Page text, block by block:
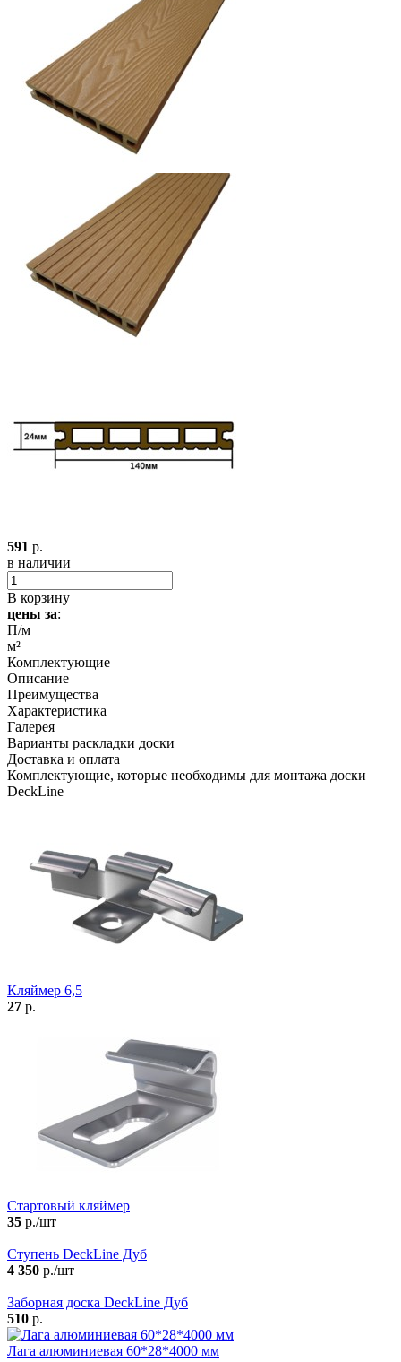
591 р.
в наличии
В корзину
цены за:
П/м
м²
Комплектующие
Описание
Преимущества
Характеристика
Галерея
Варианты раскладки доски
Доставка и оплата
Комплектующие, которые необходимы для монтажа доски
DeckLine
Кляймер 6,5
27 р.
Cтартовый кляймер
35 р./шт
Ступень DeckLine Дуб
4 350 р./шт
Заборная доска DeckLine Дуб
510 р.
Лага алюминиевая 60*28*4000 мм